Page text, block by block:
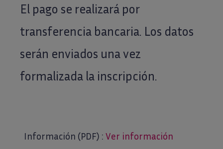
El pago se realizará por
transferencia bancaria. Los datos
serán enviados una vez
formalizada la inscripción.
Información (PDF) : Ver información